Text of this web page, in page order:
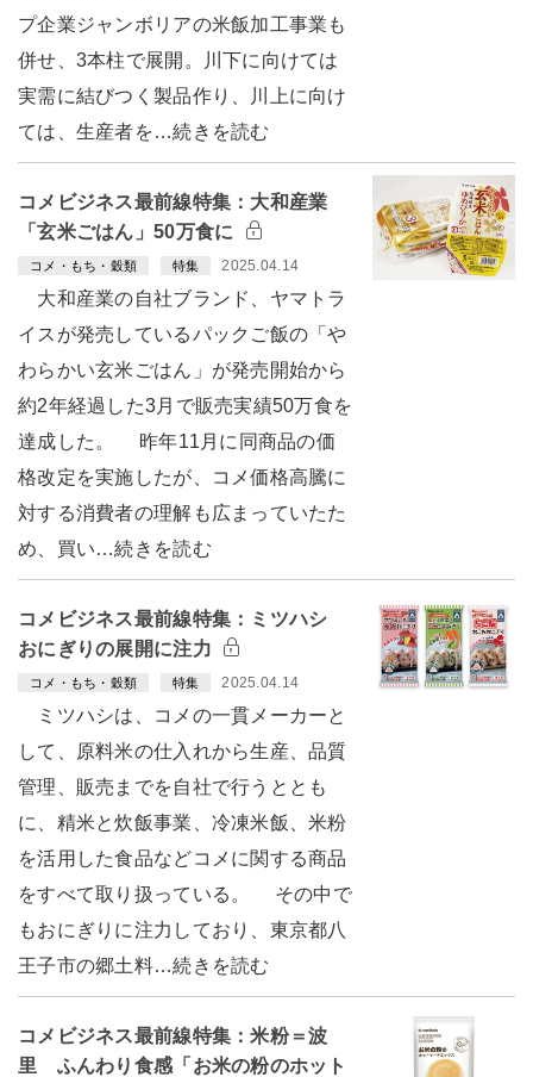
プ企業ジャンボリアの米飯加工事業も
併せ、3本柱で展開。川下に向けては
実需に結びつく製品作り、川上に向け
ては、生産者を…続きを読む
コメビジネス最前線特集：大和産業
「玄米ごはん」50万食に
コメ・もち・穀類 特集 2025.04.14
大和産業の自社ブランド、ヤマトラ
イスが発売しているパックご飯の「や
わらかい玄米ごはん」が発売開始から
約2年経過した3月で販売実績50万食を
達成した。 昨年11月に同商品の価
格改定を実施したが、コメ価格高騰に
対する消費者の理解も広まっていたた
め、買い…続きを読む
コメビジネス最前線特集：ミツハシ
おにぎりの展開に注力
コメ・もち・穀類 特集 2025.04.14
ミツハシは、コメの一貫メーカーと
して、原料米の仕入れから生産、品質
管理、販売までを自社で行うととも
に、精米と炊飯事業、冷凍米飯、米粉
を活用した食品などコメに関する商品
をすべて取り扱っている。 その中で
もおにぎりに注力しており、東京都八
王子市の郷土料…続きを読む
コメビジネス最前線特集：米粉＝波
里 ふんわり食感「お米の粉のホット